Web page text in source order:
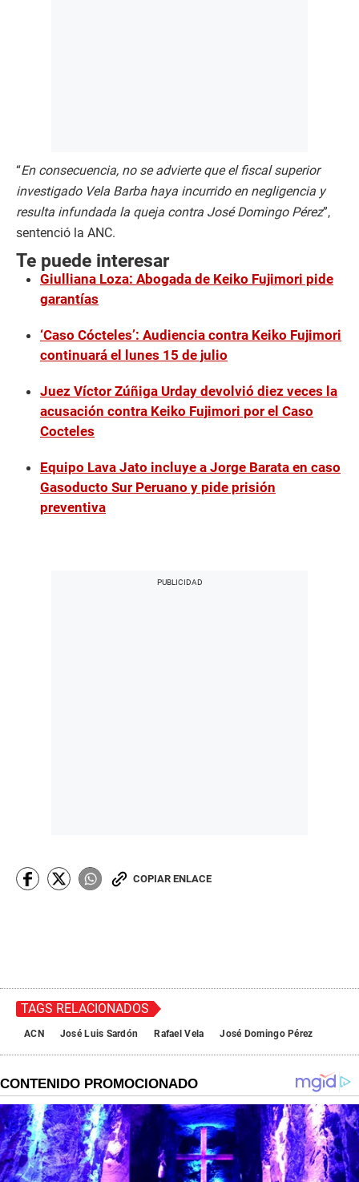
“En consecuencia, no se advierte que el fiscal superior
investigado Vela Barba haya incurrido en negligencia y
resulta infundada la queja contra José Domingo Pérez”,
sentenció la ANC.
Te puede interesar
Giulliana Loza: Abogada de Keiko Fujimori pide
garantías
‘Caso Cócteles’: Audiencia contra Keiko Fujimori
continuará el lunes 15 de julio
Juez Víctor Zúñiga Urday devolvió diez veces la
acusación contra Keiko Fujimori por el Caso
Cocteles
Equipo Lava Jato incluye a Jorge Barata en caso
Gasoducto Sur Peruano y pide prisión
preventiva
COPIAR ENLACE
TAGS RELACIONADOS
ACN José Luis Sardón Rafael Vela José Domingo Pérez